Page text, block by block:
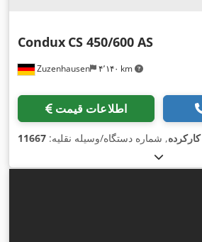
Zuzenhausen ۴٬۱۴۰ km
Condux CS 450/600 AS
اطلاعات قیمت
کارکرده, شماره دستگاه/وسیله نقلیه: 11667